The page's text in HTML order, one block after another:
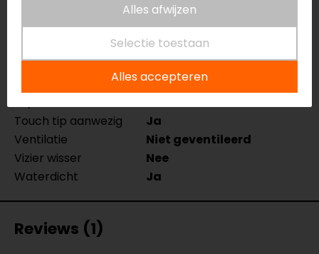
Lang
Materiaal
Textiel
Urban, Touring
Seizoen
Winter, Mid-season
Ja
Touch tip aanwezig
Ja
Ventilatie
Niet geventileerd
Vizier wisser
Nee
Waterdicht
Ja
Reviews (1)
Alles afwijzen
Selectie toestaan
Alles accepteren